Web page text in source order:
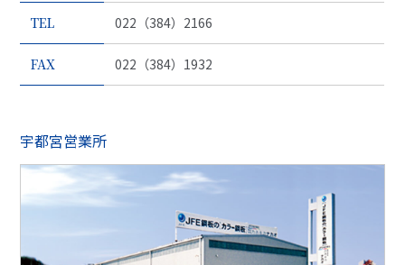
TEL 022（384）2166
FAX 022（384）1932
宇都宮営業所